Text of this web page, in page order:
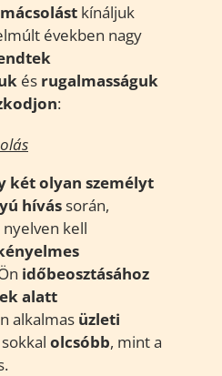
kínáljuk
években nagy
és rugalmasságuk
:
két olyan személyt
hívássorán,
kell
időbeosztásához
alatt
alkalmas üzleti
olcsóbb, mint a